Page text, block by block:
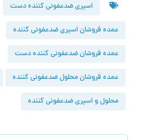
اسپری ضدعفونی کننده دست
عمده فروشان اسپری ضدعفونی کننده
عمده فروشان ضدعفونی کننده دست
عمده فروشان محلول ضدعفونی کننده
محلول و اسپری ضدعفونی کننده